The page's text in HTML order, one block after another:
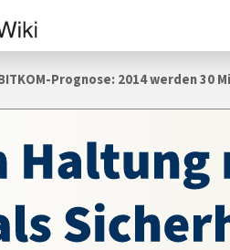
Prognose: 2014 werden 30